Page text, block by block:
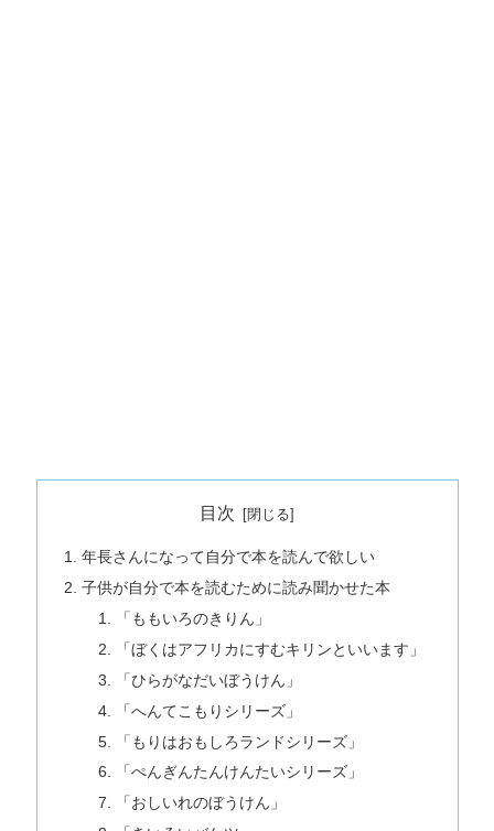
目次
年長さんになって自分で本を読んで欲しい
子供が自分で本を読むために読み聞かせた本
「ももいろのきりん」
「ぼくはアフリカにすむキリンといいます」
「ひらがなだいぼうけん」
「へんてこもりシリーズ」
「もりはおもしろランドシリーズ」
「ぺんぎんたんけんたいシリーズ」
「おしいれのぼうけん」